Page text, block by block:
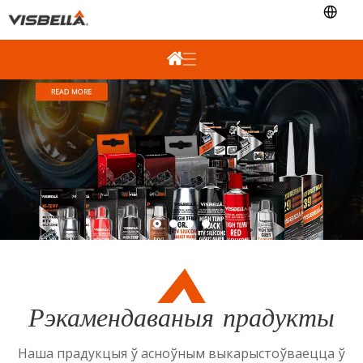
Рэкамендаваныя прадукты
Наша прадукцыя ў асноўным выкарыстоўваецца ў